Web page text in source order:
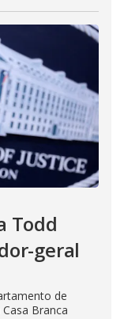
Todd
geral
de
Branca